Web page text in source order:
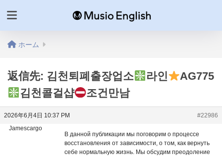
ホーム
返信先: 김천퇴폐출장업소 라인
AG775
김천콜걸샵
조건만남
2026年6月4日 10:37 PM
#22986
Jamescargo
В данной публикации мы поговорим о процессе
восстановления от зависимости, о том, как вернуть
себе нормальную жизнь. Мы обсудим преодоление